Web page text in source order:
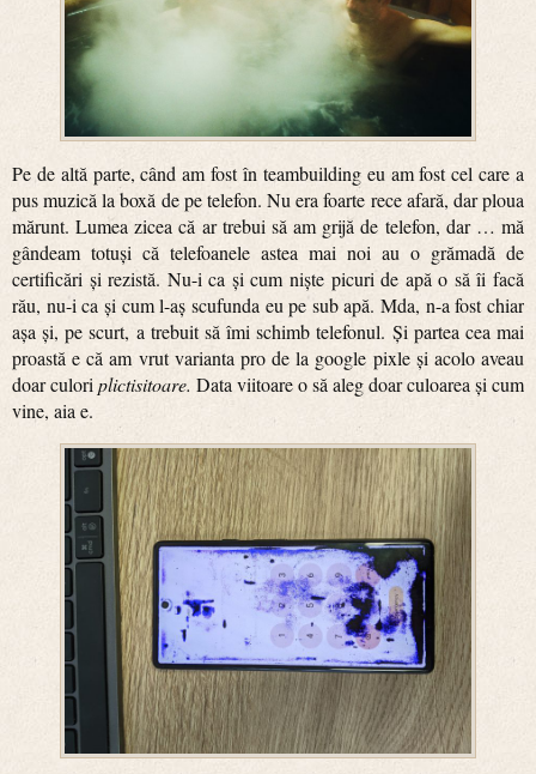
Pe de altă parte, când am fost în teambuilding eu am fost cel care a
pus muzică la boxă de pe telefon. Nu era foarte rece afară, dar ploua
mărunt. Lumea zicea că ar trebui să am grijă de telefon, dar … mă
gândeam totuși că telefoanele astea mai noi au o grămadă de
certificări și rezistă. Nu-i ca și cum niște picuri de apă o să îi facă
rău, nu-i ca și cum l-aș scufunda eu pe sub apă. Mda, n-a fost chiar
așa și, pe scurt, a trebuit să îmi schimb telefonul. Și partea cea mai
proastă e că am vrut varianta pro de la google pixle și acolo aveau
doar culori plictisitoare. Data viitoare o să aleg doar culoarea și cum
vine, aia e.